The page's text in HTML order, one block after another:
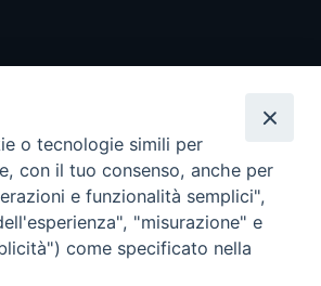
- Tutti i diritti riservati - Vita
o tecnologie simili per
con il tuo consenso, anche per
e funzionalità semplici",
"misurazione" e
come specificato nella